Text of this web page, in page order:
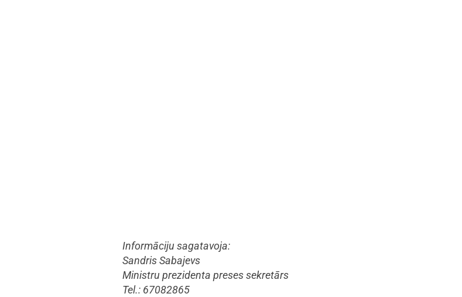
Informāciju sagatavoja:
Sandris Sabajevs
Ministru prezidenta preses sekretārs
Tel.: 67082865